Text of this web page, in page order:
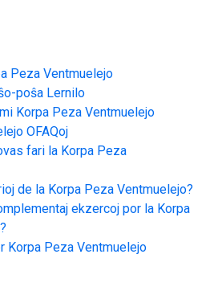
Peza Ventmuelejo
poŝa Lernilo
Korpa Peza Ventmuelejo
OFAQoj
fari la Korpa Peza
de la Korpa Peza Ventmuelejo?
ekzercoj por la Korpa
?
Korpa Peza Ventmuelejo